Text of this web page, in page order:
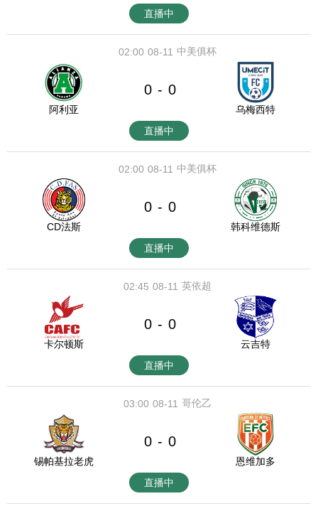
直播中
08-11
02:00 中美俱杯
阿利亚
0 - 0
乌梅西特
直播中
08-11
02:00 中美俱杯
CD法斯
0 - 0
韩科维德斯
直播中
08-11
02:45 英依超
卡尔顿斯
0 - 0
云吉特
直播中
08-11
03:00 哥伦乙
锡帕基拉老虎
0 - 0
恩维加多
直播中